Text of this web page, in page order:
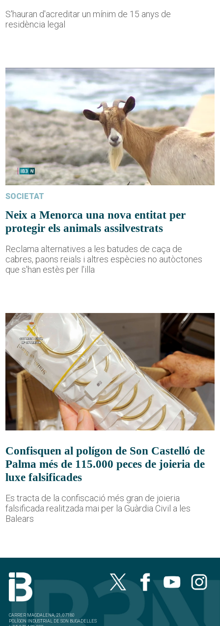
S'hauran d'acreditar un mínim de 15 anys de
residència legal
SOCIETAT
Neix a Menorca una nova entitat per
protegir els animals assilvestrats
Reclama alternatives a les batudes de caça de
cabres, paons reials i altres espècies no autòctones
que s'han estès per l'illa
Confisquen al polígon de Son Castelló de
Palma més de 115.000 peces de joieria de
luxe falsificades
Es tracta de la confiscació més gran de joieria
falsificada realitzada mai per la Guàrdia Civil a les
Balears
CARRER MAGDALENA, 21, 07180
POLÍGON INDUSTRIAL DE SON BUGADELLES